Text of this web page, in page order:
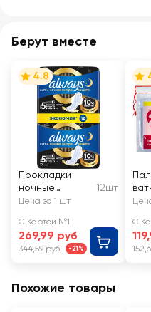
Берут вместе
4.8
Прокладки
ночные
ALWAYS Ultra
защита, с
крылышками
12шт
Цена за 1 шт
С Картой №1
269,99 руб
344,59 руб -21%
С
Похожие товары